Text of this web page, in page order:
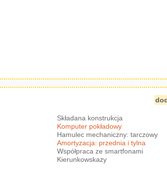
Składana konstrukcja
Komputer pokładowy
Hamulec mechaniczny: tarczowy
Amortyzacja: przednia i tylna
Współpraca ze smartfonami
Kierunkowskazy